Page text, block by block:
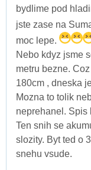
bydlime pod
jste zase na
moc lepe.
Nebo kdyz jsme
metru bezne.
180cm , dneska
Mozna to tolik
neprehanel. Spis
Ten snih se
slozity. Byt ted o
snehu vsude.